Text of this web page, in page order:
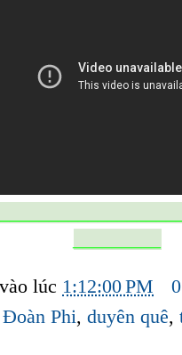
vào lúc 1:12:00 PM
Đoàn Phi,duyên quê,